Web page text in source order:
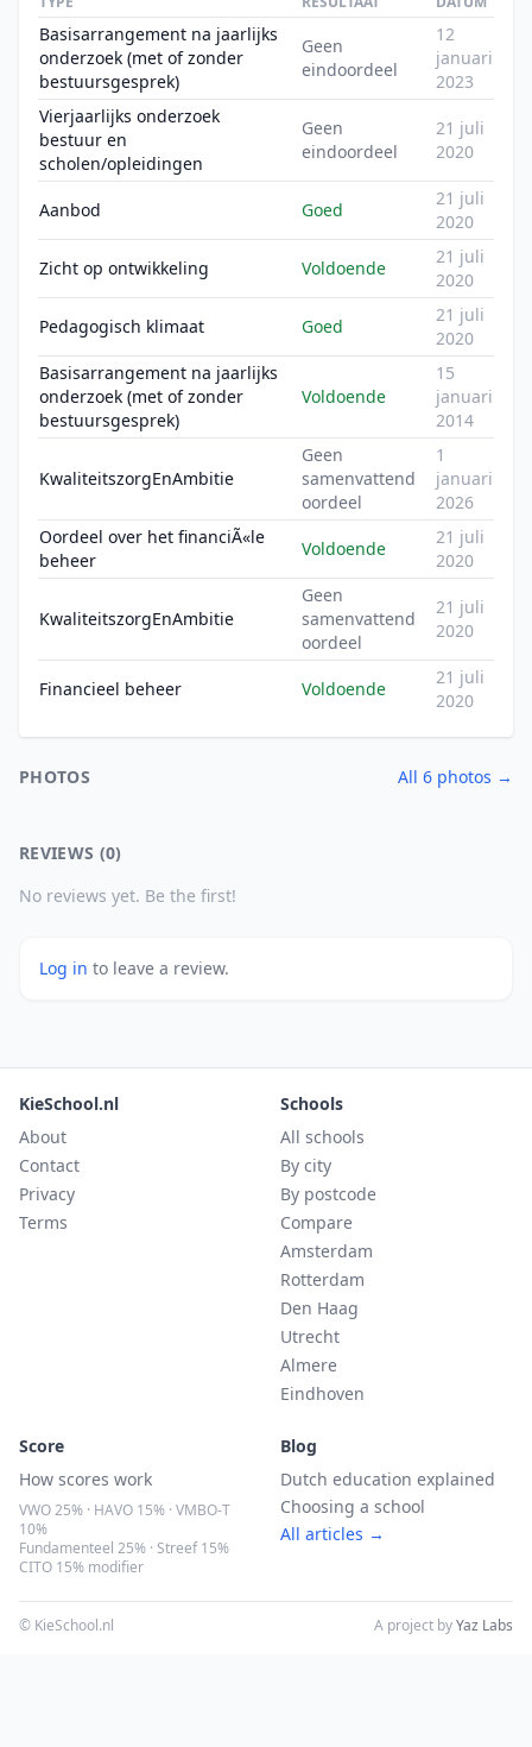
Basisarrangement na jaarlijks
onderzoek (met of zonder
bestuursgesprek)
Geen
eindoordeel
12
januari
2023
Vierjaarlijks onderzoek
bestuur en
scholen/opleidingen
Geen
eindoordeel
21 juli
2020
Aanbod Goed
21 juli
2020
Zicht op ontwikkeling Voldoende
21 juli
2020
Pedagogisch klimaat Goed
21 juli
2020
Basisarrangement na jaarlijks
onderzoek (met of zonder
bestuursgesprek)
Voldoende
15
januari
2014
KwaliteitszorgEnAmbitie
Geen
samenvattend
oordeel
1
januari
2026
Oordeel over het financiÃ«le
beheer
Voldoende
21 juli
2020
KwaliteitszorgEnAmbitie
Geen
samenvattend
oordeel
21 juli
2020
Financieel beheer Voldoende
21 juli
2020
PHOTOS All 6 photos →
REVIEWS (0)
No reviews yet. Be the first!
Log in to leave a review.
KieSchool.nl
About
Contact
Privacy
Terms
Schools
All schools
By city
By postcode
Compare
Amsterdam
Rotterdam
Den Haag
Utrecht
Almere
Eindhoven
Score
How scores work
VWO 25% · HAVO 15% · VMBO-T
10%
Fundamenteel 25% · Streef 15%
CITO 15% modifier
Blog
Dutch education explained
Choosing a school
All articles →
© KieSchool.nl A project byYaz Labs